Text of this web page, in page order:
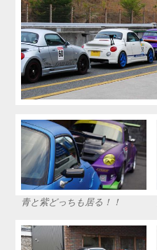
青と紫どっちも居る！！